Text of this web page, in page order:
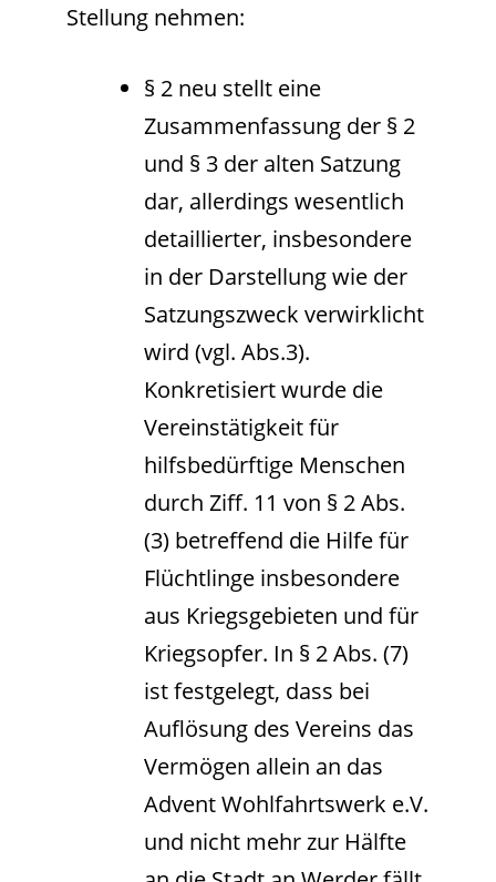
Stellung nehmen:
§ 2 neu stellt eine
Zusammenfassung der § 2
und § 3 der alten Satzung
dar, allerdings wesentlich
detaillierter, insbesondere
in der Darstellung wie der
Satzungszweck verwirklicht
wird (vgl. Abs.3).
Konkretisiert wurde die
Vereinstätigkeit für
hilfsbedürftige Menschen
durch Ziff. 11 von § 2 Abs.
(3) betreffend die Hilfe für
Flüchtlinge insbesondere
aus Kriegsgebieten und für
Kriegsopfer. In § 2 Abs. (7)
ist festgelegt, dass bei
Auflösung des Vereins das
Vermögen allein an das
Advent Wohlfahrtswerk e.V.
und nicht mehr zur Hälfte